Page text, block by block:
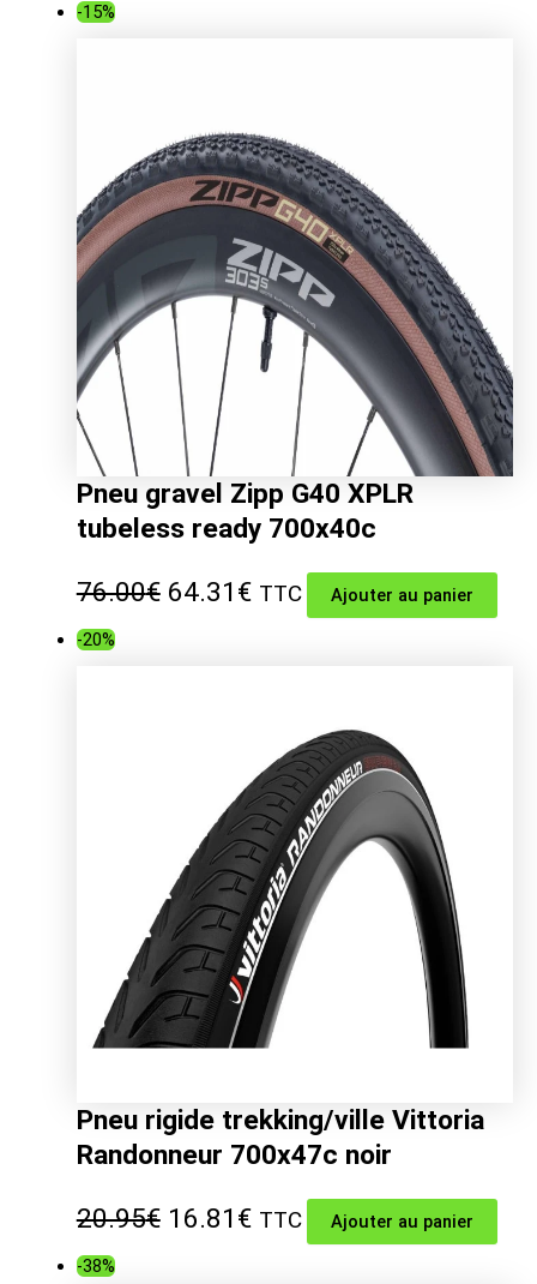
-15%
Pneu gravel Zipp G40 XPLR
tubeless ready 700x40c
76.00€ Le
76.00€.
64.31 €Le
64.31€.
TTC Ajouter au panier
-20%
Pneu rigide trekking/ville Vittoria
Randonneur 700x47c noir
20.95€ Le
16.81 €Le
TTC Ajouter au panier
-38%